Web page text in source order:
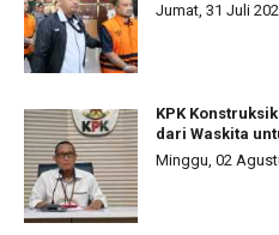
Jumat, 31 Juli
KPK
dari Waskita
Minggu, 02